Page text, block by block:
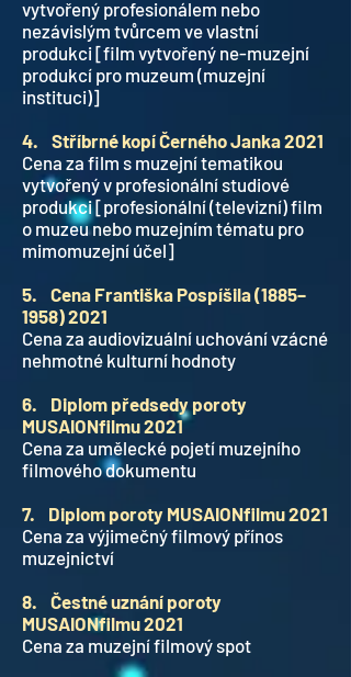
vytvořený profesionálem nebo
nezávislým tvůrcem ve vlastní
produkci [film vytvořený ne-muzejní
produkcí pro muzeum (muzejní
instituci)]
4. Stříbrné kopí Černého Janka 2021
Cena za film s muzejní tematikou
vytvořený v profesionální studiové
produkci [profesionální (televizní) film
o muzeu nebo muzejním tématu pro
mimomuzejní účel]
5. Cena Františka Pospíšila (1885–
1958) 2021
Cena za audiovizuální uchování vzácné
nehmotné kulturní hodnoty
6. Diplom předsedy poroty
MUSAIONfilmu 2021
Cena za umělecké pojetí muzejního
filmového dokumentu
7. Diplom poroty MUSAIONfilmu 2021
Cena za výjimečný filmový přínos
muzejnictví
8. Čestné uznání poroty
MUSAIONfilmu 2021
Cena za muzejní filmový spot